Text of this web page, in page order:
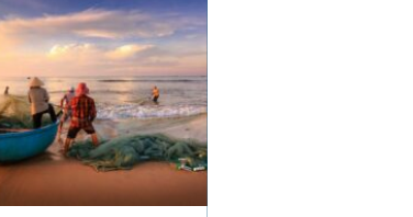
regnskove,
dybhavsdykning og en
unik kulturel arv. Denne
artikel tage...